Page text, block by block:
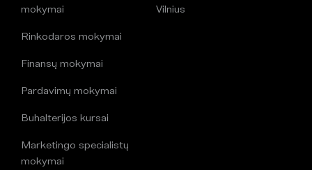
mokymai
Rinkodaros mokymai
Finansų mokymai
Pardavimų mokymai
Buhalterijos kursai
Marketingo specialistų
mokymai
Vilnius